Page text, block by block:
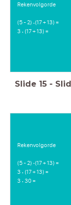
Rekenvolgorde
(5 - 2) (17 + 13) =
3 (17 + 13) =
⋅
⋅
Slide 15 -
Rekenvolgorde
(5 - 2) (17 + 13) =
3 (17 + 13) =
3 30 =
⋅
⋅
⋅